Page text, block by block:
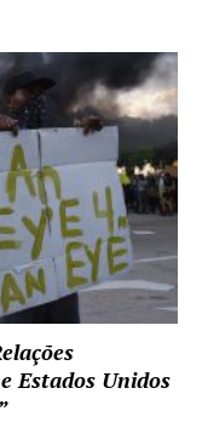
Estados Unidos